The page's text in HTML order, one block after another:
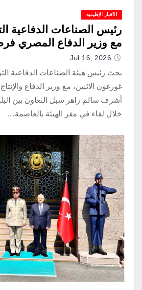
الأخبار الإقليمية
رئيس الصناعات الدفاعية
مع وزير الدفاع المصري
Jul 16, 2026
بحث رئيس هيئة الصناعات الدفاعية
غورغون الاثنين، مع وزير الدفاع
أشرف سالم زاهر سبل التعاون بين
خلال لقاء في مقر الهيئة بالعاصمة…